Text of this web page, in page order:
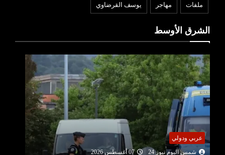
ملفات مهاجر يوسف القرضاوي
الشرق الأوسط
عربي ودولي
شمس اليوم نيوز 24
07 أغسطس 2026